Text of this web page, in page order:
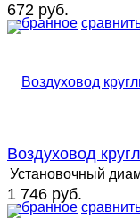
избранное
672 руб.
избранное
Воздуховод
Установочный
1 746 руб.